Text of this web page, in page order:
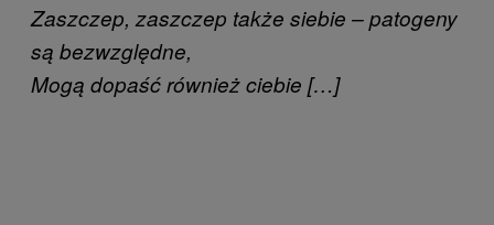
Zaszczep, zaszczep także siebie – patogeny
są bezwzględne,
Mogą dopaść również ciebie […]